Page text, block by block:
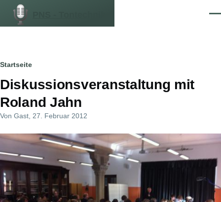
Direkt zum Inhalt
Pfadnavigation
Startseite
Diskussionsveranstaltung mit
Roland Jahn
Von Gast , 27. Februar 2012